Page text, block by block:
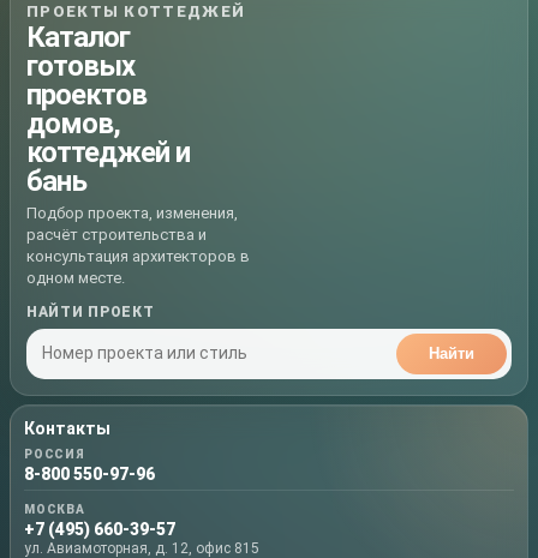
ПРОЕКТЫ КОТТЕДЖЕЙ
Каталог
готовых
проектов
домов,
коттеджей и
бань
Подбор проекта, изменения,
расчёт строительства и
консультация архитекторов в
одном месте.
НАЙТИ ПРОЕКТ
Найти
Контакты
РОССИЯ
8-800 550-97-96
МОСКВА
+7 (495) 660-39-57
ул. Авиамоторная, д. 12, офис 815